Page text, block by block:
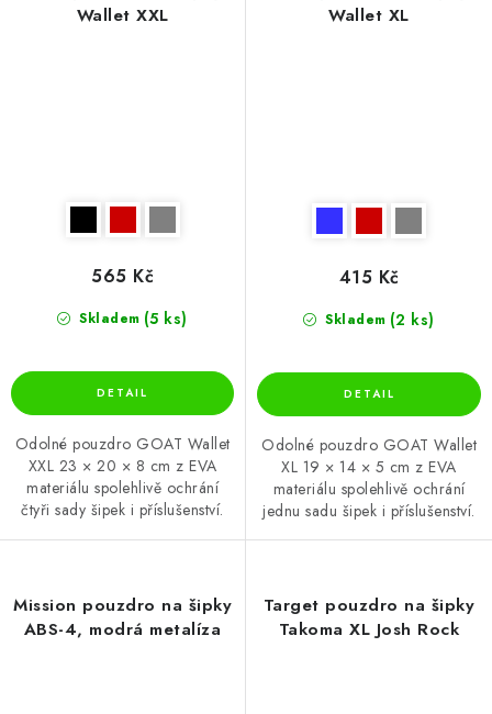
Wallet XXL
Skladem (5 ks)
565 Kč
Odolné pouzdro GOAT Wallet
XXL 23 × 20 × 8 cm z EVA
materiálu spolehlivě ochrání
čtyři sady šipek i příslušenství.
Wallet XL
Skladem (2 ks)
415 Kč
Odolné pouzdro GOAT Wallet
XL 19 × 14 × 5 cm z EVA
materiálu spolehlivě ochrání
jednu sadu šipek i příslušenství.
Mission pouzdro na šipky
ABS-4, modrá metalíza
Target pouzdro na šipky
Takoma XL Josh Rock